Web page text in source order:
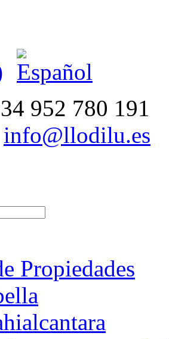
952 780 191
info@llodilu.es
Propiedades